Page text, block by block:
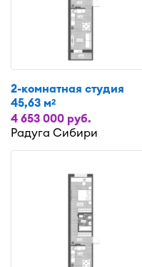
2-комнатная студия
45,63 м2
4 653 000 руб.
Радуга Сибири